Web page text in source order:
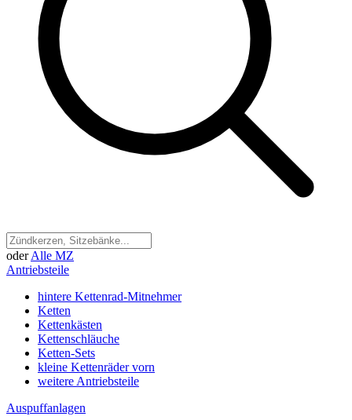
oder Alle MZ
Antriebsteile
hintere Kettenrad-Mitnehmer
Ketten
Kettenkästen
Kettenschläuche
Ketten-Sets
kleine Kettenräder vorn
weitere Antriebsteile
Auspuffanlagen